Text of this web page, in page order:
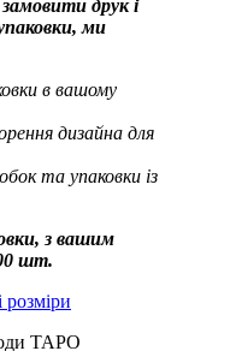
друк і
ми
в вашому
дизайна для
та упаковки із
з вашим
шт.